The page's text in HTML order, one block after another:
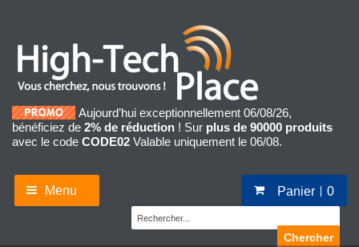
Aujourd’hui exceptionnellement 06/08/26,
bénéficiez de 2% de réduction ! Sur plus de 90000 produits
avec le code CODE02 Valable uniquement le 06/08.
Menu Panier 0
Chercher